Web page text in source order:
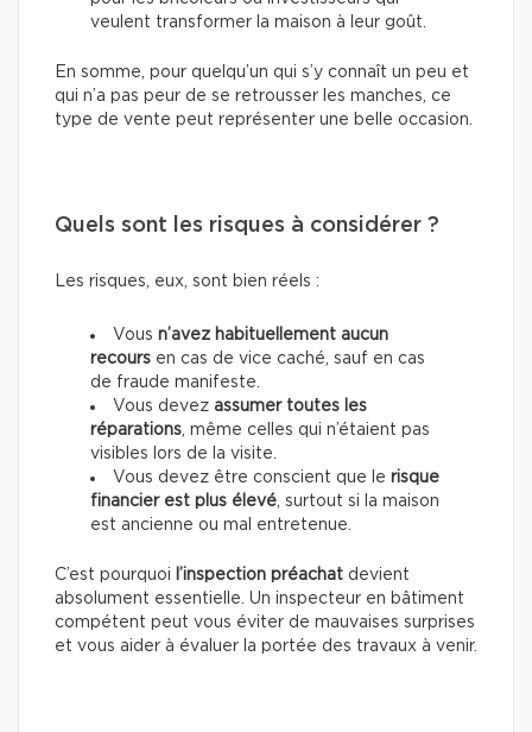
veulent transformer la maison à leur goût.
En somme, pour quelqu’un qui s’y connaît un peu et
qui n’a pas peur de se retrousser les manches, ce
type de vente peut représenter une belle occasion.
Quels sont les risques à considérer ?
Les risques, eux, sont bien réels :
Vous n’avez habituellement aucun
recours en cas de vice caché, sauf en cas
de fraude manifeste.
Vous devez assumer toutes les
réparations , même celles qui n’étaient pas
visibles lors de la visite.
Vous devez être conscient que le risque
financier est plus élevé , surtout si la maison
est ancienne ou mal entretenue.
C’est pourquoi l’inspection préachat devient
absolument essentielle. Un inspecteur en bâtiment
compétent peut vous éviter de mauvaises surprises
et vous aider à évaluer la portée des travaux à venir.